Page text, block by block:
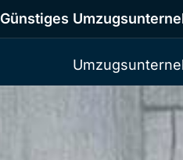
Günstiges